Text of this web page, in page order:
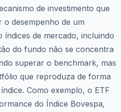
de investimento que
desempenho de um
de mercado, incluindo
do fundo não se concentra
superar o benchmark, mas
que reproduza de forma
Como exemplo, o ETF
do Índice Bovespa,